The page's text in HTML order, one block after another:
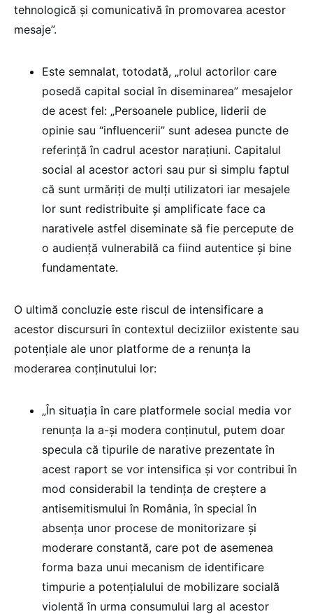
tehnologică și comunicativă în promovarea acestor
mesaje”.
Este semnalat, totodată, „rolul actorilor care
posedă capital social în diseminarea” mesajelor
de acest fel: „Persoanele publice, liderii de
opinie sau “influencerii” sunt adesea puncte de
referință în cadrul acestor narațiuni. Capitalul
social al acestor actori sau pur si simplu faptul
că sunt urmăriți de mulți utilizatori iar mesajele
lor sunt redistribuite și amplificate face ca
narativele astfel diseminate să fie percepute de
o audiență vulnerabilă ca fiind autentice și bine
fundamentate.
O ultimă concluzie este riscul de intensificare a
acestor discursuri în contextul deciziilor existente sau
potențiale ale unor platforme de a renunța la
moderarea conținutului lor:
„În situația în care platformele social media vor
renunța la a-și modera conținutul, putem doar
specula că tipurile de narative prezentate în
acest raport se vor intensifica și vor contribui în
mod considerabil la tendința de creștere a
antisemitismului în România, în special în
absența unor procese de monitorizare și
moderare constantă, care pot de asemenea
forma baza unui mecanism de identificare
timpurie a potențialului de mobilizare socială
violentă în urma consumului larg al acestor